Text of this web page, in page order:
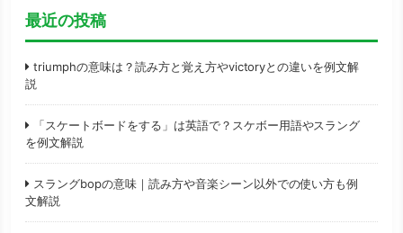
最近の投稿
triumphの意味は？読み方と覚え方やvictoryとの違いを例文解
説
「スケートボードをする」は英語で？スケボー用語やスラング
を例文解説
スラングbopの意味｜読み方や音楽シーン以外での使い方も例
文解説